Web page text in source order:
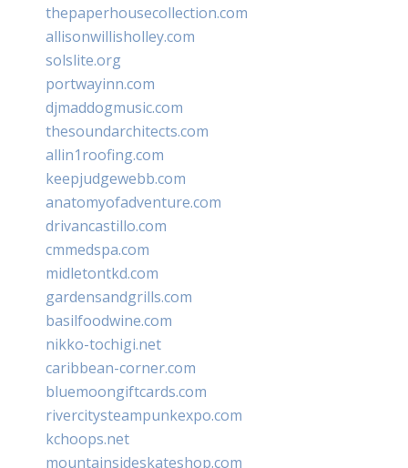
thepaperhousecollection.com
allisonwillisholley.com
solslite.org
portwayinn.com
djmaddogmusic.com
thesoundarchitects.com
allin1roofing.com
keepjudgewebb.com
anatomyofadventure.com
drivancastillo.com
cmmedspa.com
midletontkd.com
gardensandgrills.com
basilfoodwine.com
nikko-tochigi.net
caribbean-corner.com
bluemoongiftcards.com
rivercitysteampunkexpo.com
kchoops.net
mountainsideskateshop.com